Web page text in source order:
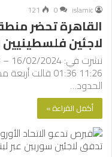
islamic
0
121
القاهرة تحضر
لاجئين
11:26 01:36
الحدود…
أكمل القراءة »